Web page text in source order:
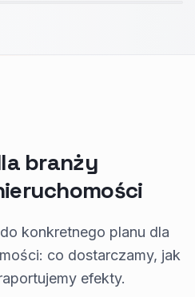
branży
konkretnego planu dla
co dostarczamy, jak
efekty.